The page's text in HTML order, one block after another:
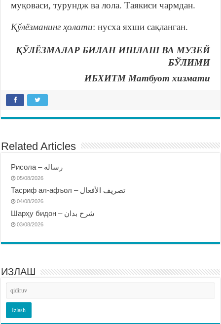
муқоваси, турундж ва лола. Таякиси чармдан.
Қўлёзманинг ҳолати: нусха яхши сақланган.
ҚЎЛЁЗМАЛАР БИЛАН ИШЛАШ ВА МУЗЕЙ
БЎЛИМИ
ИБХИТМ Матбуот хизмати
Related Articles
Рисола – رساله
05/08/2026
Тасриф ал-афъол – تصريف الأفعال
04/08/2026
Шарҳу бидон – شرح بدان
03/08/2026
ИЗЛАШ